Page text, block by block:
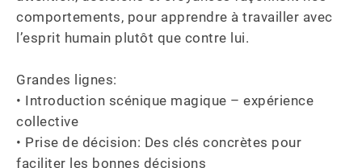
comportements, pour apprendre à travailler avec
l’esprit humain plutôt que contre lui.
Grandes lignes:
• Introduction scénique magique – expérience
collective
• Prise de décision: Des clés concrètes pour
faciliter les bonnes décisions